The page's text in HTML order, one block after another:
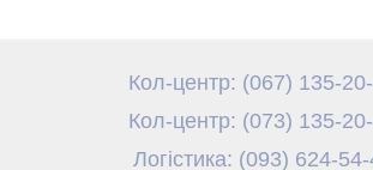
Кол-центр: (067) 135-
Кол-центр: (073) 135-
Логістика: (093) 624-